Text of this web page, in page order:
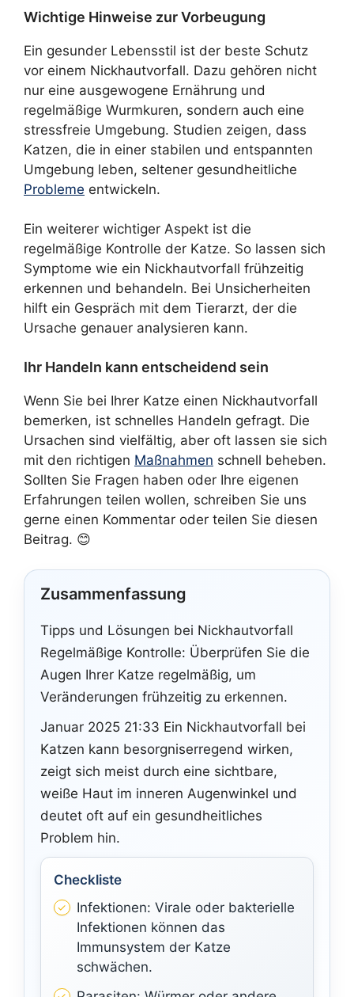
Wichtige Hinweise zur Vorbeugung
Ein gesunder Lebensstil ist der beste Schutz
vor einem Nickhautvorfall. Dazu gehören nicht
nur eine ausgewogene Ernährung und
regelmäßige Wurmkuren, sondern auch eine
stressfreie Umgebung. Studien zeigen, dass
Katzen, die in einer stabilen und entspannten
Umgebung leben, seltener gesundheitliche
Probleme entwickeln.
Ein weiterer wichtiger Aspekt ist die
regelmäßige Kontrolle der Katze. So lassen sich
Symptome wie ein Nickhautvorfall frühzeitig
erkennen und behandeln. Bei Unsicherheiten
hilft ein Gespräch mit dem Tierarzt, der die
Ursache genauer analysieren kann.
Ihr Handeln kann entscheidend sein
Wenn Sie bei Ihrer Katze einen Nickhautvorfall
bemerken, ist schnelles Handeln gefragt. Die
Ursachen sind vielfältig, aber oft lassen sie sich
mit den richtigen Maßnahmen schnell beheben.
Sollten Sie Fragen haben oder Ihre eigenen
Erfahrungen teilen wollen, schreiben Sie uns
gerne einen Kommentar oder teilen Sie diesen
Beitrag. 😊
Zusammenfassung
Tipps und Lösungen bei Nickhautvorfall
Regelmäßige Kontrolle: Überprüfen Sie die
Augen Ihrer Katze regelmäßig, um
Veränderungen frühzeitig zu erkennen.
Januar 2025 21:33 Ein Nickhautvorfall bei
Katzen kann besorgniserregend wirken,
zeigt sich meist durch eine sichtbare,
weiße Haut im inneren Augenwinkel und
deutet oft auf ein gesundheitliches
Problem hin.
Checkliste
Infektionen: Virale oder bakterielle
Infektionen können das
Immunsystem der Katze
schwächen.